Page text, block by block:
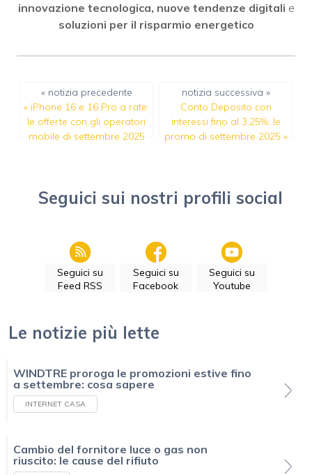
innovazione tecnologica, nuove tendenze digitali e
soluzioni per il risparmio energetico
« notizia precedente
« iPhone 16 e 16 Pro a rate:
le offerte con gli operatori
mobile di settembre 2025
notizia successiva »
Conto Deposito con
interessi fino al 3,25%: le
promo di settembre 2025 »
Seguici sui nostri profili social
Seguici su
Feed RSS
Seguici su
Facebook
Seguici su
Youtube
Le notizie più lette
WINDTRE proroga le promozioni estive fino
a settembre: cosa sapere
INTERNET CASA
Cambio del fornitore luce o gas non
riuscito: le cause del rifiuto